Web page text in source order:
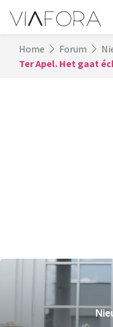
Home Forum
Ter Apel. Het gaat